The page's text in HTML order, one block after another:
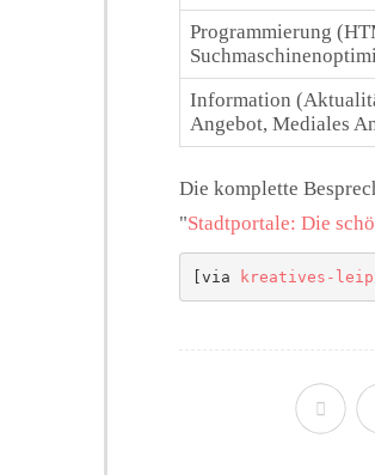
Programmierung
Information
Angebot, Mediales
Die komplette
"Stadtportale: Die
[via kreatives-